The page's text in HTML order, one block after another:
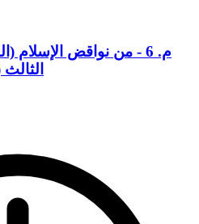
م. 6 - من نواقض الإسلام
الثالث (2) - أ. د.عبد الله